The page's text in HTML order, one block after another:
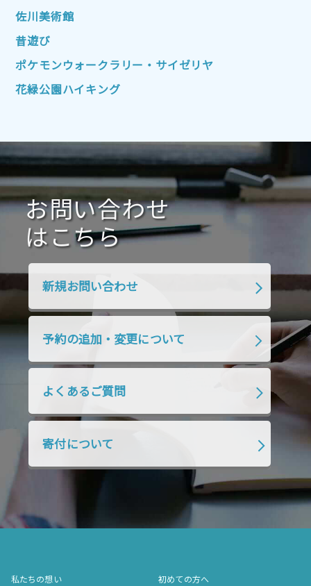
2022年7月
2022年4月
2022年1月 2021年12月 2021年11月
2021年10月 2021年9月
2021年1月 2020年12月 2020年11月
2020年10月 2020年9月 2020年8月
2020年7月 2020年6月 2020年5月
2020年4月 2020年3月 2020年2月
2019年10月 2019年9月
2019年4月
2018年7月 2018年6月
2018年4月 2018年3月 2018年2月
2018年1月 2017年12月
2017年10月 2017年9月 2017年8月
2017年5月
2017年4月
佐川美術館
昔遊び
ポケモンウォークラリー・サイゼリヤ
花緑公園ハイキング
お問い合わせ
はこちら
新規お問い合わせ
予約の追加・変更について
よくあるご質問
寄付について
私たちの想い 初めての方へ